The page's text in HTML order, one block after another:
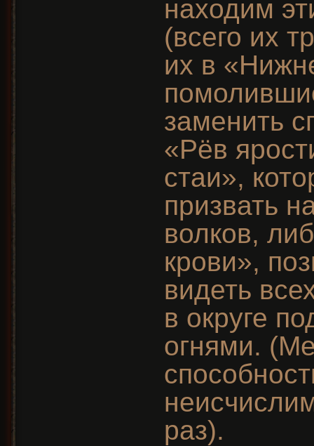
находим
(всего их
их в
заменить
«Рёв
стаи»,
призвать
волков,
крови»,
видеть
в округе
огнями.
раз).